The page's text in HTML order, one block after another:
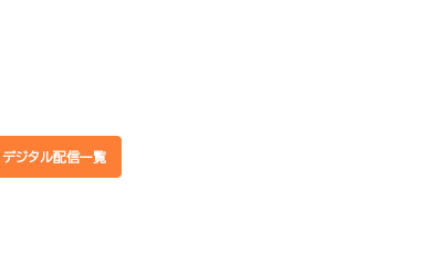
デジタル配信一覧